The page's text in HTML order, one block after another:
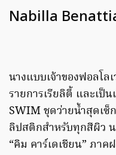
Nabilla
นางแบบเจ้าของฟอลโล
รายการเรียลิตี้ และเป็
SWIM ชุดว่ายน้ำสุดเซ็
ลิปสติกสำหรับทุกสีผิว
“คิม คาร์เดเชียน” ภาค